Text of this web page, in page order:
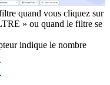
quand vous cliquez sur
» ou quand le filtre se
indique le nombre